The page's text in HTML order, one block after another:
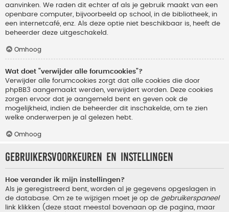
aanvinken. We raden dit echter af als je gebruik maakt van een
openbare computer, bijvoorbeeld op school, in de bibliotheek, in
een internetcafé, enz. Als deze optie niet beschikbaar is, heeft de
beheerder deze uitgeschakeld.
Omhoog
Wat doet "verwijder alle forumcookies"?
Verwijder alle forumcookies zorgt dat alle cookies die door
phpBB3 aangemaakt werden, verwijdert worden. Deze cookies
zorgen ervoor dat je aangemeld bent en geven ook de
mogelijkheid, indien de beheerder dit inschakelde, om te zien
welke onderwerpen je al gelezen hebt.
Omhoog
Gebruikersvoorkeuren en instellingen
Hoe verander ik mijn instellingen?
Als je geregistreerd bent, worden al je gegevens opgeslagen in
de database. Om ze te wijzigen moet je op de gebruikerspaneel
link klikken (deze staat meestal bovenaan op de pagina, maar